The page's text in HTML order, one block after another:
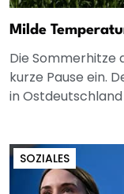
Milde
Die Sommerhitze
kurze Pause ein.
in
SOZIALES